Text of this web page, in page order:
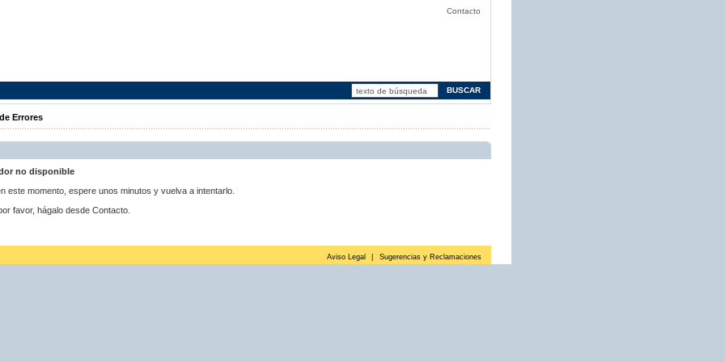
Contacto
Errores
no disponible
este momento, espere unos minutos y vuelva a intentarlo.
favor, hágalo desde Contacto.
Aviso Legal Sugerencias y Reclamaciones